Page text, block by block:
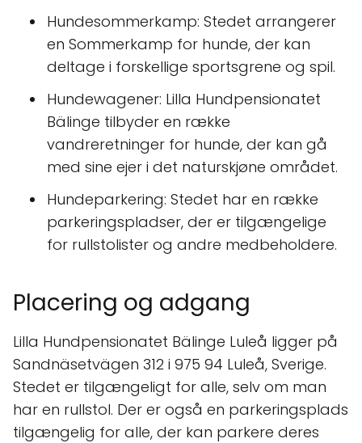
Hundesommerkamp: Stedet arrangerer
en Sommerkamp for hunde, der kan
deltage i forskellige sportsgrene og spil.
Hundewagener: Lilla Hundpensionatet
Bälinge tilbyder en række
vandreretninger for hunde, der kan gå
med sine ejer i det naturskjøne området.
Hundeparkering: Stedet har en række
parkeringspladser, der er tilgængelige
for rullstolister og andre medbeholdere.
Placering og adgang
Lilla Hundpensionatet Bälinge Luleå ligger på
Sandnäsetvägen 312 i 975 94 Luleå, Sverige.
Stedet er tilgængeligt for alle, selv om man
har en rullstol. Der er også en parkeringsplads
tilgængelig for alle, der kan parkere deres